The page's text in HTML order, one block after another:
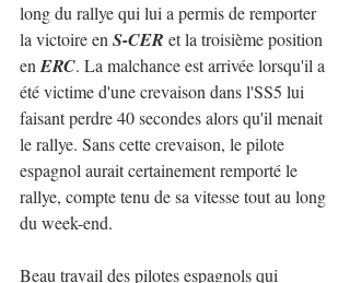
long du rallye qui lui a permis de remporter
la victoire en S-CER et la troisième position
en ERC. La malchance est arrivée lorsqu'il a
été victime d'une crevaison dans l'SS5 lui
faisant perdre 40 secondes alors qu'il menait
le rallye. Sans cette crevaison, le pilote
espagnol aurait certainement remporté le
rallye, compte tenu de sa vitesse tout au long
du week-end.
Beau travail des pilotes espagnols qui